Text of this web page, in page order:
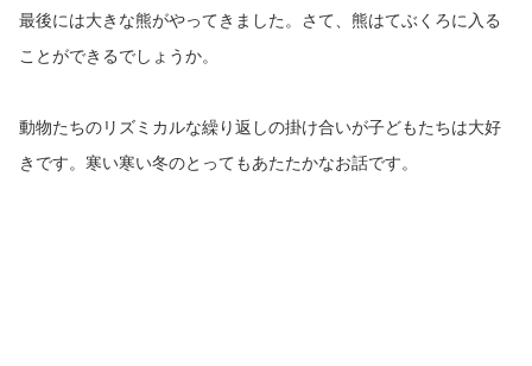
最後には大きな熊がやってきました。さて、熊はてぶくろに入る
ことができるでしょうか。
動物たちのリズミカルな繰り返しの掛け合いが子どもたちは大好
きです。寒い寒い冬のとってもあたたかなお話です。